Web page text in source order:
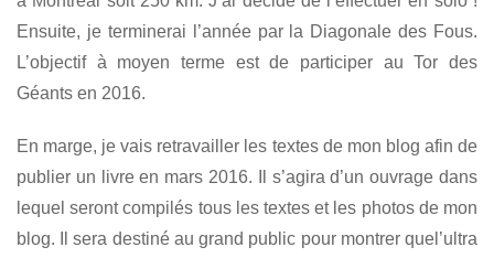
Ensuite, je terminerai l’année par la Diagonale des Fous.
L’objectif à moyen terme est de participer au Tor des
Géants en 2016.
En marge, je vais retravailler les textes de mon blog afin de
publier un livre en mars 2016. Il s’agira d’un ouvrage dans
lequel seront compilés tous les textes et les photos de mon
blog. Il sera destiné au grand public pour montrer que l’ultra